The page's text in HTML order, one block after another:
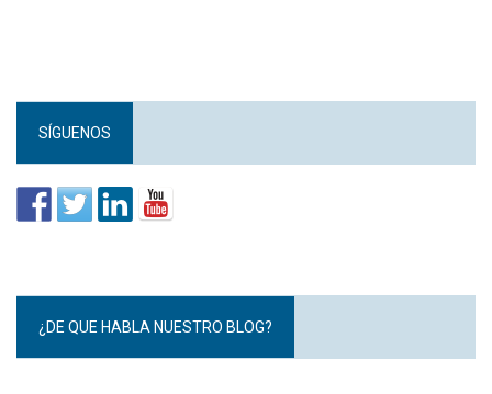
SÍGUENOS
¿DE QUE HABLA NUESTRO BLOG?